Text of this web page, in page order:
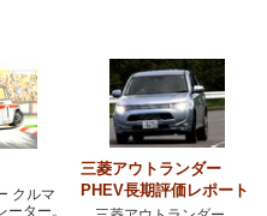
クルマ
ター。
三菱アウトランダー
PHEV長期評価レポート